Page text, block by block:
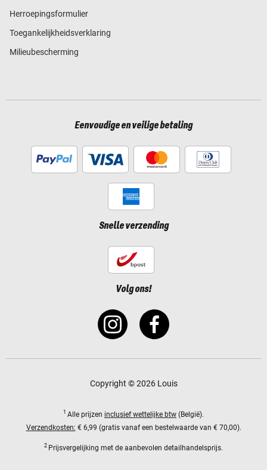
Herroepingsformulier
Toegankelijkheidsverklaring
Milieubescherming
Eenvoudige en veilige betaling
Snelle verzending
Volg ons!
Copyright © 2026 Louis
1 Alle prijzen inclusief wettelijke btw (België).
Verzendkosten: € 6,99 (gratis vanaf een bestelwaarde van € 70,00).
2 Prijsvergelijking met de aanbevolen detailhandelsprijs.